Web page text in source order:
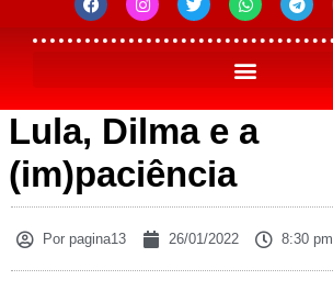
Lula, Dilma e a
(im)paciência
Por pagina13 26/01/2022 8:30 pm